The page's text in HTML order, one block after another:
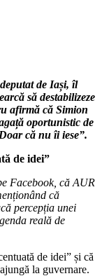
de Iași, îl
să destabilizeze
afirmă că Simion
oportunistic de
că nu îi iese”.
de idei”
Facebook, că AUR
că
percepția unei
reală de
de idei” și că
la guvernare.